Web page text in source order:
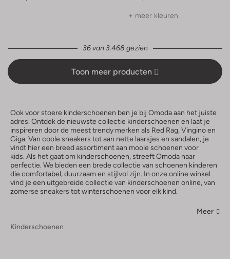
+ meer kleuren
36 van 3.468 gezien
Toon meer producten
Ook voor stoere kinderschoenen ben je bij Omoda aan het juiste
adres. Ontdek de nieuwste collectie kinderschoenen en laat je
inspireren door de meest trendy merken als Red Rag, Vingino en
Giga. Van coole sneakers tot aan nette laarsjes en sandalen, je
vindt hier een breed assortiment aan mooie schoenen voor
kids. Als het gaat om kinderschoenen, streeft Omoda naar
perfectie. We bieden een brede collectie van schoenen kinderen
die comfortabel, duurzaam en stijlvol zijn. In onze online winkel
vind je een uitgebreide collectie van kinderschoenen online, van
zomerse sneakers tot winterschoenen voor elk kind.
Meer
Kinderschoenen